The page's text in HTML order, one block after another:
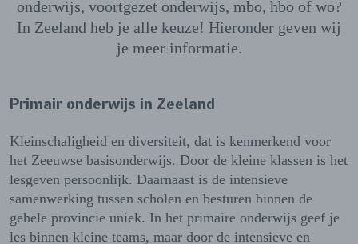
onderwijs, voortgezet onderwijs, mbo, hbo of wo?
In Zeeland heb je alle keuze! Hieronder geven wij
je meer informatie.
Primair onderwijs in Zeeland
Kleinschaligheid en diversiteit, dat is kenmerkend voor
het Zeeuwse basisonderwijs. Door de kleine klassen is het
lesgeven persoonlijk. Daarnaast is de intensieve
samenwerking tussen scholen en besturen binnen de
gehele provincie uniek. In het primaire onderwijs geef je
les binnen kleine teams, maar door de intensieve en